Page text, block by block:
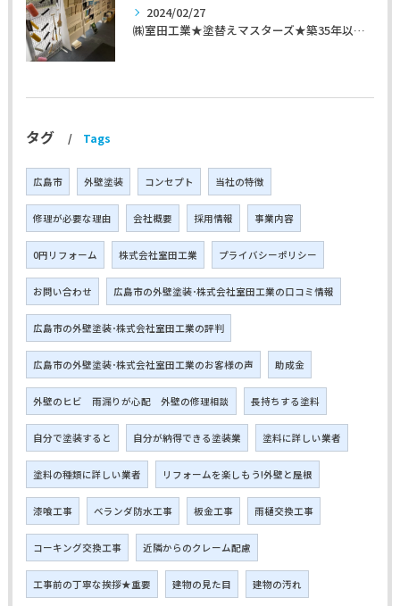
2024/02/27
㈱室田工業★塗替えマスターズ★築35年以上のお宅の施工事例
タグ Tags
広島市 外壁塗装 コンセプト 当社の特徴
修理が必要な理由 会社概要 採用情報 事業内容
0円リフォーム 株式会社室田工業 プライバシーポリシー
お問い合わせ 広島市の外壁塗装･株式会社室田工業の口コミ情報
広島市の外壁塗装･株式会社室田工業の評判
広島市の外壁塗装･株式会社室田工業のお客様の声 助成金
外壁のヒビ 雨漏りが心配 外壁の修理相談 長持ちする塗料
自分で塗装すると 自分が納得できる塗装業 塗料に詳しい業者
塗料の種類に詳しい業者 リフォームを楽しもう!外壁と屋根
漆喰工事 ベランダ防水工事 板金工事 雨樋交換工事
コーキング交換工事 近隣からのクレーム配慮
工事前の丁寧な挨拶★重要 建物の見た目 建物の汚れ